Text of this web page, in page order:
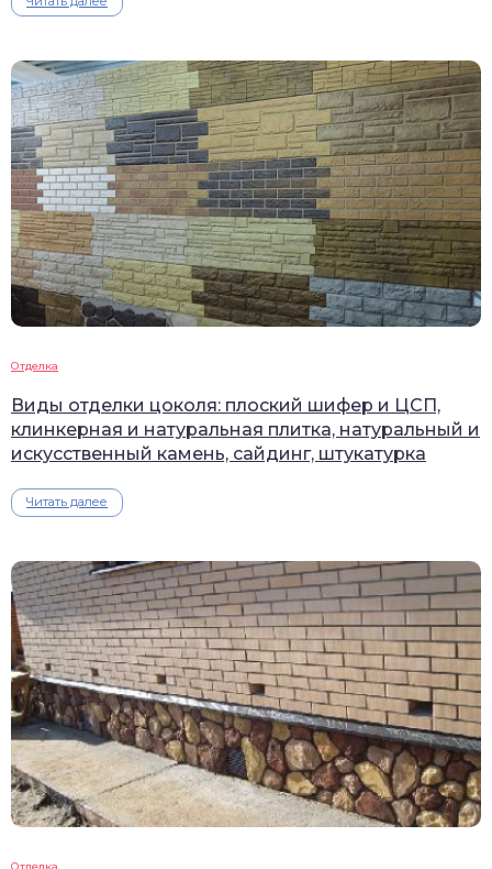
Отделка
Виды отделки цоколя: плоский шифер и ЦСП,
клинкерная и натуральная плитка, натуральный и
искусственный камень, сайдинг, штукатурка
Читать далее
Отделка